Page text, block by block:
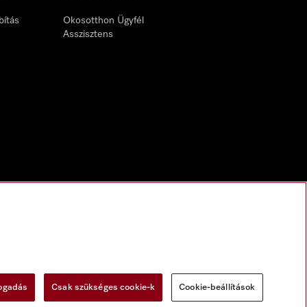
Okosotthon Ügyfél
Asszisztens
Csak szükséges cookie-k Cookie-beállítások